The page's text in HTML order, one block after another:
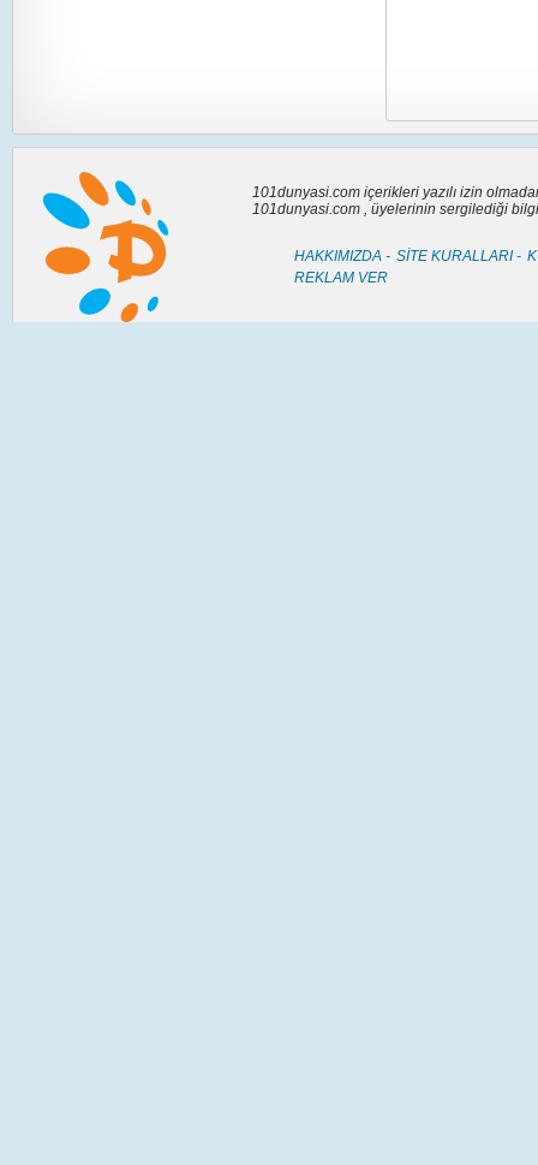
101dunyasi.com içerikleri yazılı izin
101dunyasi.com , üyelerinin sergilediği
HAKKIMIZDA - SİTE KURALLARI -
REKLAM VER